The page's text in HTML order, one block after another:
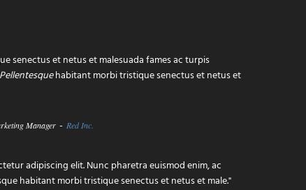
senectus et netus et malesuada fames ac turpis
habitant morbi tristique senectus et netus et
Manager - Red Inc.
adipiscing elit. Nunc pharetra euismod enim, ac
habitant morbi tristique senectus et netus et male."